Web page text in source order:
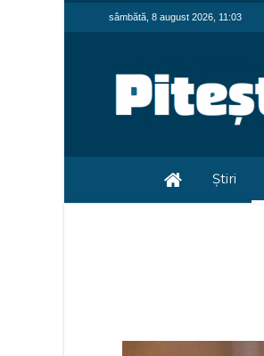
sâmbătă, 8 august 2026, 11:03
Știri